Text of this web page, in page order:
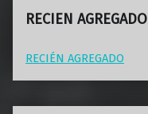
RECIEN AGREGADO
RECIÉN AGREGADO